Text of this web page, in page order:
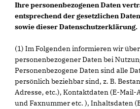
Ihre personenbezogenen Daten
entsprechend der gesetzlichen
sowie dieser Datenschutzerklärung.
(1) Im Folgenden informieren wir
personenbezogener Daten bei
Personenbezogene Daten sind alle
persönlich beziehbar sind, z. B.
Adresse, etc.), Kontaktdaten (E-Mail-
und Faxnummer etc. ), Inhaltsdaten